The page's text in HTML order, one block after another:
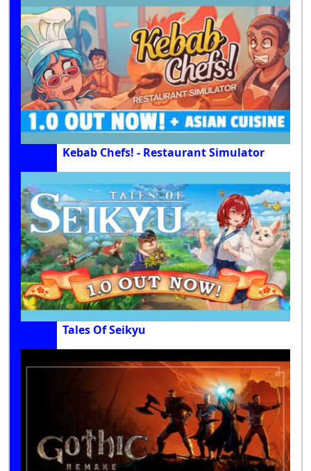
Kebab Chefs! - Restaurant Simulator
Tales Of Seikyu